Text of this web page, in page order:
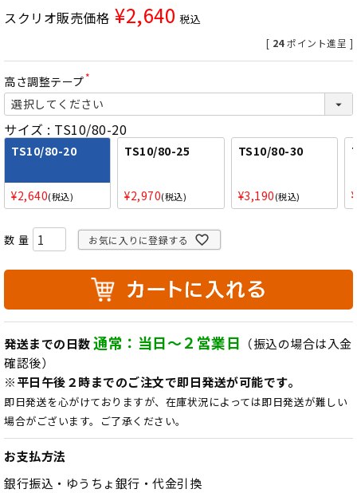
スクリオ販売価格 ¥2,640 税込
[ 24 ポイント進呈 ]
高さ調整テープ
(
必
須
)
サイズ TS10/80-20
TS10/80-20
¥2,640 税込
TS10/80-25
¥2,970 税込
TS10/80-30
¥3,190 税込 ¥
お気に入りに登録する
発送までの日数通常：当日～２営業日 （振込の場合は入金
確認後）
※平日午後２時までのご注文で即日発送が可能です。
即日発送を心がけておりますが、在庫状況によっては即日発送が難しい
場合がございます。ご了承ください。
お支払方法
銀行振込・ゆうちょ銀行・代金引換